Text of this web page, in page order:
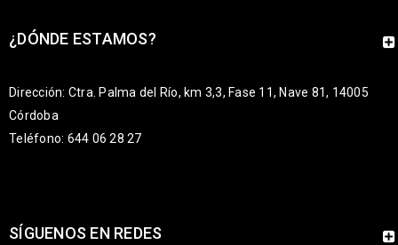
¿DÓNDE ESTAMOS?
Dirección: Ctra. Palma del Río, km 3,3, Fase 11, Nave 81, 14005
Córdoba
Teléfono: 644 06 28 27
SÍGUENOS EN REDES